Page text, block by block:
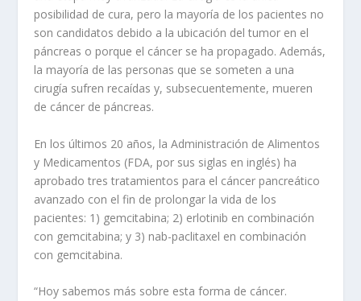
posibilidad de cura, pero la mayoría de los pacientes no
son candidatos debido a la ubicación del tumor en el
páncreas o porque el cáncer se ha propagado. Además,
la mayoría de las personas que se someten a una
cirugía sufren recaídas y, subsecuentemente, mueren
de cáncer de páncreas.
En los últimos 20 años, la Administración de Alimentos
y Medicamentos (FDA, por sus siglas en inglés) ha
aprobado tres tratamientos para el cáncer pancreático
avanzado con el fin de prolongar la vida de los
pacientes: 1) gemcitabina; 2) erlotinib en combinación
con gemcitabina; y 3) nab-paclitaxel en combinación
con gemcitabina.
“Hoy sabemos más sobre esta forma de cáncer.